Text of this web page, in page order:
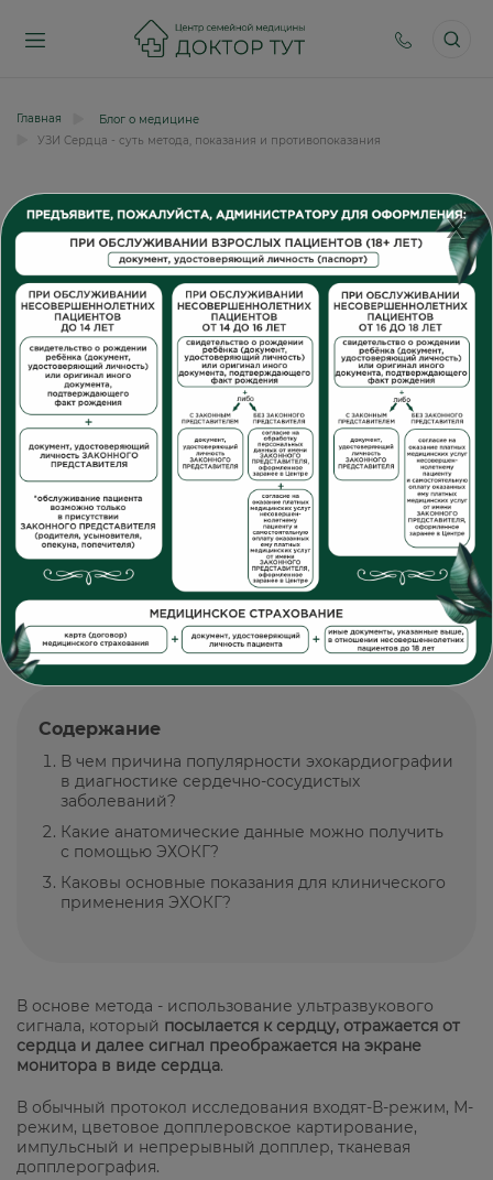
Главная
Блог о медицине
УЗИ Сердца - суть метода, показания и противопоказания
Направление:Кардиология
УЗИ Сердца - суть метода,
показания и противопоказания
Опубликовано: 12.04.2024, обновлено 14.11.2025
Содержание
В чем причина популярности эхокардиографии
в диагностике сердечно-сосудистых
заболеваний?
Какие анатомические данные можно получить
с помощью ЭХОКГ?
Каковы основные показания для клинического
применения ЭХОКГ?
В основе метода - использование ультразвукового
сигнала, который посылается к сердцу, отражается от
сердца и далее сигнал преображается на экране
монитора в виде сердца.
В обычный протокол исследования входят-В-режим, М-
режим, цветовое допплеровское картирование,
импульсный и непрерывный допплер, тканевая
допплерография.
X